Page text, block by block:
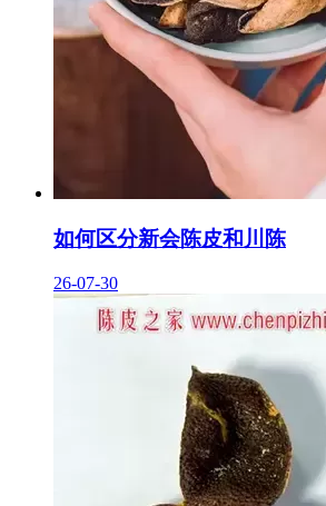
如何区分新会陈皮和川陈
26-07-30